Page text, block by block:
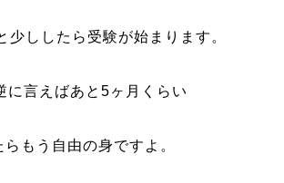
少ししたら受験が始まります。
に言えばあと5ヶ月くらい
らもう自由の身ですよ。